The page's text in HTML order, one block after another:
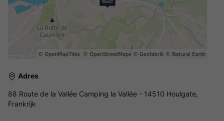
Adres
88 Route de la Vallée Camping la Vallée - 14510 Houlgate,
Frankrijk